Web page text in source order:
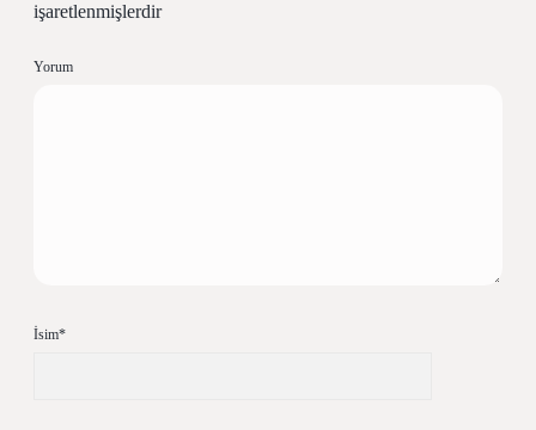
işaretlenmişlerdir
Yorum
İsim*